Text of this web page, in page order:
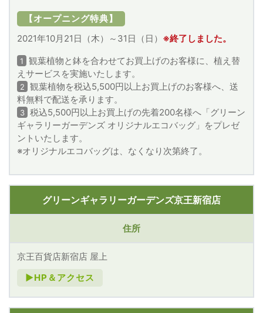
【オープニング特典】
2021年10月21日（木）～31日（日） ※終了しました。
1
観葉植物と鉢を合わせてお買上げのお客様に、植え替
えサービスを実施いたします。
2
観葉植物を税込5,500円以上お買上げのお客様へ、送
料無料で配送を承ります。
3 税込5,500円以上お買上げの先着200名様へ「グリーン
ギャラリーガーデンズ オリジナルエコバッグ」をプレゼ
ントいたします。
※オリジナルエコバッグは、なくなり次第終了。
グリーンギャラリーガーデンズ京王新宿店
住所
京王百貨店新宿店 屋上
►HP＆アクセス